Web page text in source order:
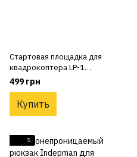
Стартовая площадка для
квадрокоптера LP-1
двусторонняя 55 см
499 грн
Купить
5